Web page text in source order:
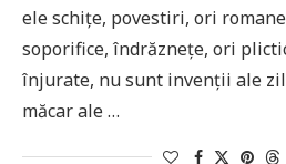
ele schițe, povestiri, ori
soporifice, îndrăznețe, ori
înjurate, nu sunt invenții ale
măcar ale …